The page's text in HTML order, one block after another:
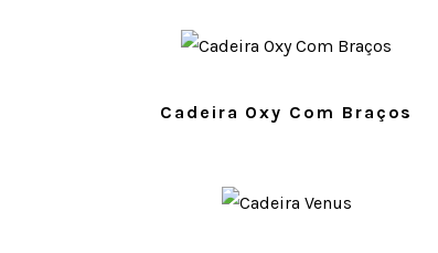
Cadeira Oxy Com Braços